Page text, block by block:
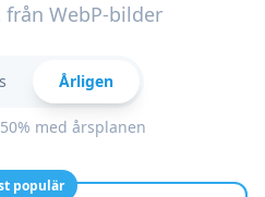
WebP-bilder
Årligen
med årsplanen
populär